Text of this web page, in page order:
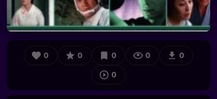
0 0 0 0 0
0